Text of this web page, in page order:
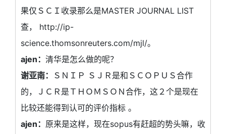
果仅ＳＣＩ收录那么是MASTER JOURNAL LIST
查， http://ip-
science.thomsonreuters.com/mjl/。
ajen： 清华是怎么做的呢？
谢亚南：
ＳＮＩＰ ＳＪＲ是和ＳＣＯＰＵＳ合作
的，ＪＣＲ是ＴＨＯＭＳＯＮ合作，这２个是现在
比较还能得到认可的评价指标 。
ajen： 原来是这样，现在sopus有赶超的势头嘛，收